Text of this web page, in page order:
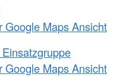
Google Maps Ansicht
Google Maps Ansicht